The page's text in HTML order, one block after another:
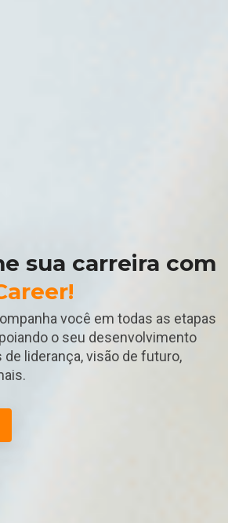
sua carreira com
você em todas as etapas
o seu desenvolvimento
liderança, visão de futuro,